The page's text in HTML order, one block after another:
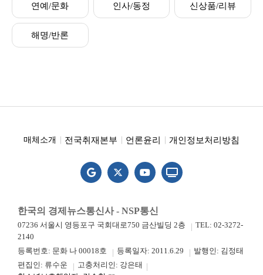
연예/문화 인사/동정 신상품/리뷰
해명/반론
매체소개 전국취재본부 언론윤리 개인정보처리방침
한국의 경제뉴스통신사 - NSP통신
07236 서울시 영등포구 국회대로750 금산빌딩 2층
TEL: 02-3272-
2140
등록번호: 문화 나 00018호
등록일자: 2011.6.29
발행인: 김정태
편집인: 류수운
고충처리인: 강은태